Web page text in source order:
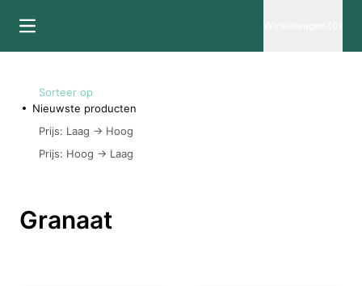
Sorteer op
Nieuwste producten
Prijs: Laag -> Hoog
Prijs: Hoog -> Laag
Granaat